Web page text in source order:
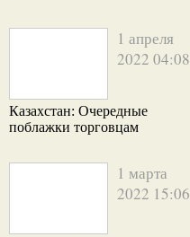
1 апреля
2022 04:08
Казахстан: Очередные
поблажки торговцам
1 марта
2022 15:06